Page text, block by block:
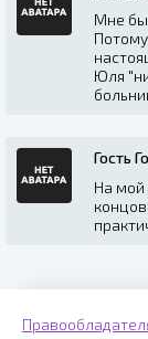
Мне
Юля
Гость
На мой